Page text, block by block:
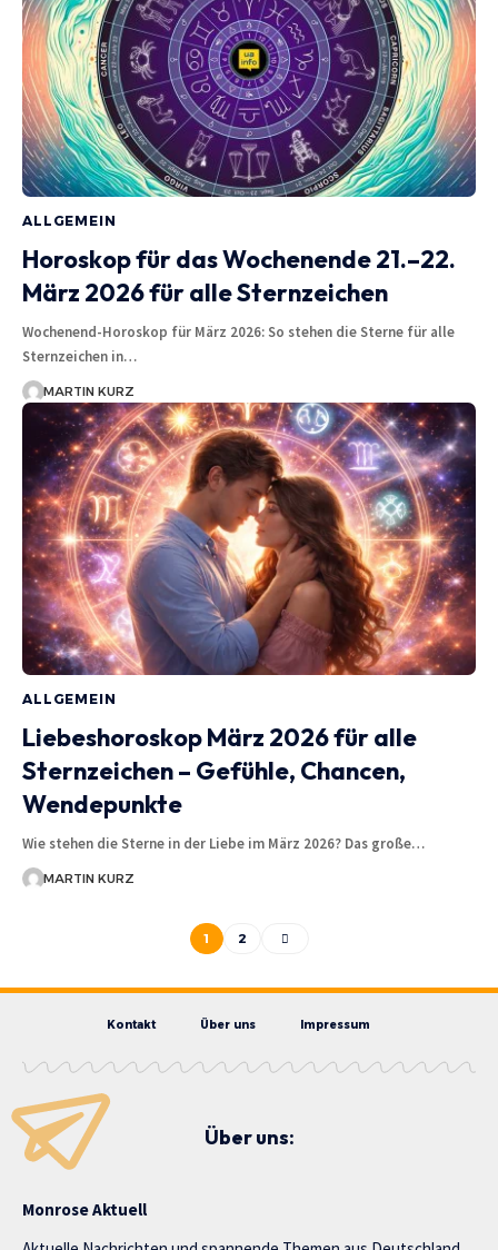
ALLGEMEIN
Horoskop für das Wochenende 21.–22.
März 2026 für alle Sternzeichen
Wochenend-Horoskop für März 2026: So stehen die Sterne für alle
Sternzeichen in…
MARTIN KURZ
ALLGEMEIN
Liebeshoroskop März 2026 für alle
Sternzeichen – Gefühle, Chancen,
Wendepunkte
Wie stehen die Sterne in der Liebe im März 2026? Das große…
MARTIN KURZ
1 2
Kontakt Über uns Impressum
Über uns:
Monrose Aktuell